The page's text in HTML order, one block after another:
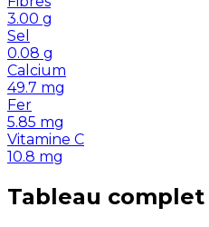
3.00 g
Sel
0.08 g
Calcium
49.7 mg
Fer
5.85 mg
Vitamine C
10.8 mg
Tableau complet